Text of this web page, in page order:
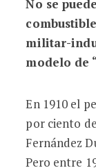
No se
militar-
modelo de
En 1910 el
por ciento
Fernández
Pero entre